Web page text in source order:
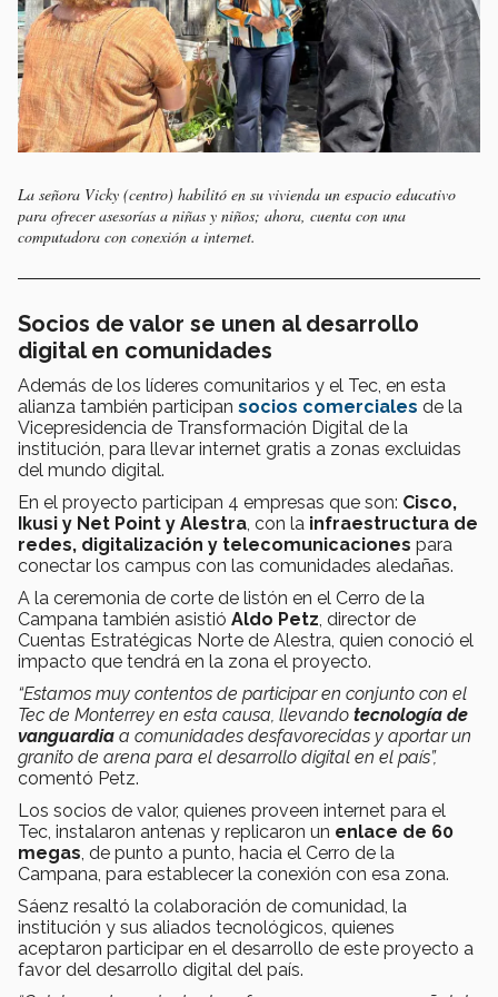
La señora Vicky (centro) habilitó en su vivienda un espacio educativo
para ofrecer asesorías a niñas y niños; ahora, cuenta con una
computadora con conexión a internet.
Socios de valor se unen al desarrollo
digital en comunidades
Además de los líderes comunitarios y el Tec, en esta
alianza también participan socios comerciales de la
Vicepresidencia de Transformación Digital de la
institución, para llevar internet gratis a zonas excluidas
del mundo digital.
En el proyecto participan 4 empresas que son: Cisco,
Ikusi y Net Point y Alestra , con la infraestructura de
redes, digitalización y telecomunicaciones para
conectar los campus con las comunidades aledañas.
A la ceremonia de corte de listón en el Cerro de la
Campana también asistió Aldo Petz , director de
Cuentas Estratégicas Norte de Alestra, quien conoció el
impacto que tendrá en la zona el proyecto.
“Estamos muy contentos de participar en conjunto con el
Tec de Monterrey en esta causa, llevando tecnología de
vanguardia a comunidades desfavorecidas y aportar un
granito de arena para el desarrollo digital en el país”,
comentó Petz.
Los socios de valor, quienes proveen internet para el
Tec, instalaron antenas y replicaron un enlace de 60
megas , de punto a punto, hacia el Cerro de la
Campana, para establecer la conexión con esa zona.
Sáenz resaltó la colaboración de comunidad, la
institución y sus aliados tecnológicos, quienes
aceptaron participar en el desarrollo de este proyecto a
favor del desarrollo digital del país.